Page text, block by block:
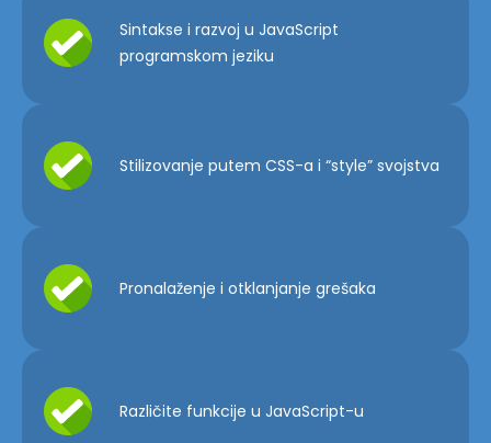
Sintakse i razvoj u JavaScript
programskom jeziku
Stilizovanje putem CSS-a i “style” svojstva
Pronalaženje i otklanjanje grešaka
Različite funkcije u JavaScript-u